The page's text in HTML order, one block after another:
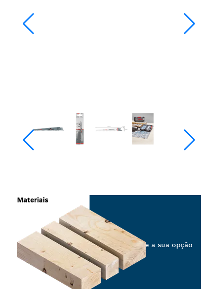
Materiais
Selecione a sua opção